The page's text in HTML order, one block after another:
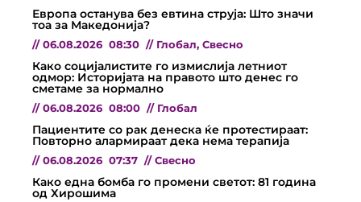
Европа останува без евтина струја: Што значи
тоа за Македонија?
// 06.08.2026 08:30 // Глобал, Свесно
Како социјалистите го измислија летниот
одмор: Историјата на правото што денес го
сметаме за нормално
// 06.08.2026 08:00 // Глобал
Пациентите со рак денеска ќе протестираат:
Повторно алармираат дека нема терапија
// 06.08.2026 07:37 // Свесно
Како една бомба го промени светот: 81 година
од Хирошима